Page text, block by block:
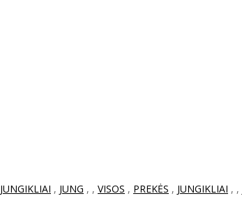
JUNGIKLIAI , JUNG , , VISOS , PREKĖS , JUNGIKLIAI , ,